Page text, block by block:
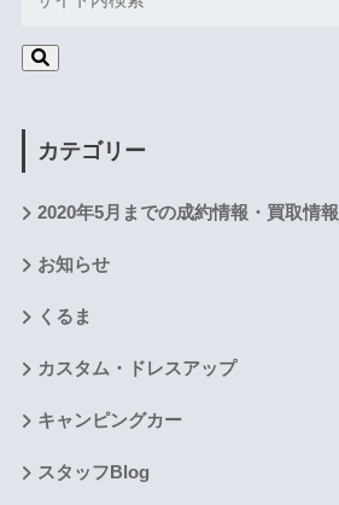
カテゴリー
2020年5月までの成約情報・買取情報
お知らせ
くるま
カスタム・ドレスアップ
キャンピングカー
スタッフBlog